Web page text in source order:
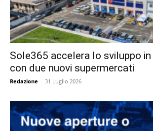
Sole365 accelera lo sviluppo in
con due nuovi supermercati
Redazione - 31 Luglio 2026